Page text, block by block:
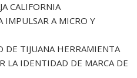
CALIFORNIA
IMPULSAR A MICRO Y
DE TIJUANA HERRAMIENTA
LA IDENTIDAD DE MARCA DE